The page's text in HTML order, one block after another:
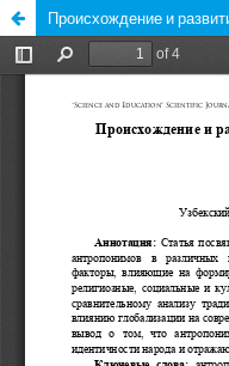
Происхождение и